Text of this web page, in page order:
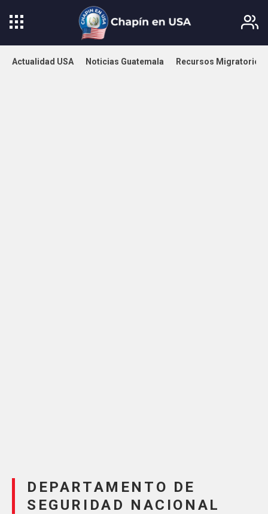
Actualidad USA Noticias Guatemala Recursos Migratorios
DEPARTAMENTO DE
SEGURIDAD NACIONAL